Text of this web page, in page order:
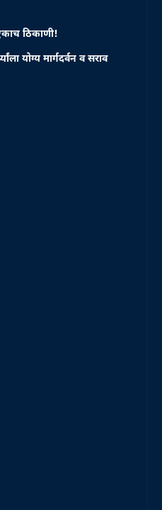
ठिकाणी!
योग्य मार्गदर्वन व सराव